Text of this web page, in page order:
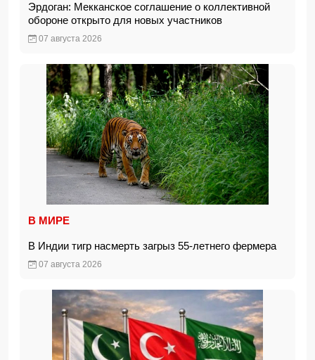
Эрдоган: Мекканское соглашение о коллективной
обороне открыто для новых участников
07 августа 2026
В МИРЕ
В Индии тигр насмерть загрыз 55-летнего фермера
07 августа 2026